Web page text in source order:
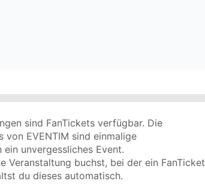
sind FanTickets verfügbar. Die
von EVENTIM sind einmalige
ein unvergessliches Event.
Veranstaltung buchst, bei der ein FanTicket
du dieses automatisch.